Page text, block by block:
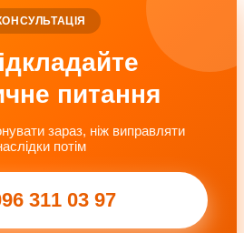
питання
зараз, ніж виправляти
потім
311 03 97